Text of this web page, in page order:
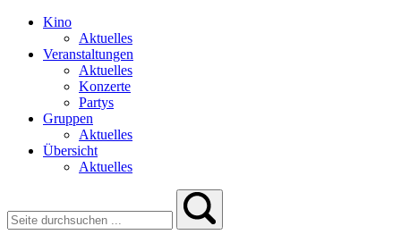
Kino
Aktuelles
Veranstaltungen
Aktuelles
Konzerte
Partys
Gruppen
Aktuelles
Übersicht
Aktuelles